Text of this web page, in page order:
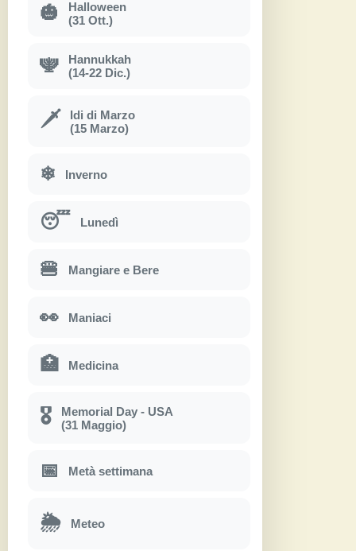
🎃
Halloween
(31 Ott.)
🕎
Hannukkah
(14-22 Dic.)
🗡
Idi di Marzo
(15 Marzo)
❄ Inverno
😴 Lunedì
🍔 Mangiare e Bere
👀 Maniaci
🏥 Medicina
🎖
Memorial Day - USA
(31 Maggio)
📅 Metà settimana
🌦 Meteo